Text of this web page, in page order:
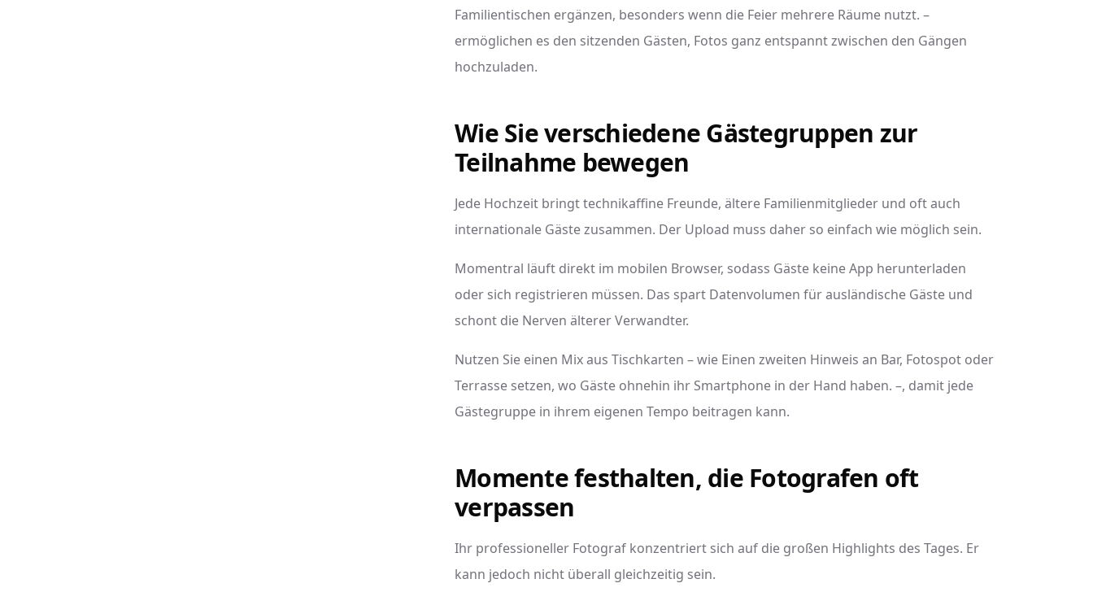
Familientischen ergänzen, besonders wenn die Feier mehrere Räume nutzt. –
ermöglichen es den sitzenden Gästen, Fotos ganz entspannt zwischen den Gängen
hochzuladen.
Wie Sie verschiedene Gästegruppen zur
Teilnahme bewegen
Jede Hochzeit bringt technikaffine Freunde, ältere Familienmitglieder und oft auch
internationale Gäste zusammen. Der Upload muss daher so einfach wie möglich sein.
Momentral läuft direkt im mobilen Browser, sodass Gäste keine App herunterladen
oder sich registrieren müssen. Das spart Datenvolumen für ausländische Gäste und
schont die Nerven älterer Verwandter.
Nutzen Sie einen Mix aus Tischkarten – wie Einen zweiten Hinweis an Bar, Fotospot oder
Terrasse setzen, wo Gäste ohnehin ihr Smartphone in der Hand haben. –, damit jede
Gästegruppe in ihrem eigenen Tempo beitragen kann.
Momente festhalten, die Fotografen oft
verpassen
Ihr professioneller Fotograf konzentriert sich auf die großen Highlights des Tages. Er
kann jedoch nicht überall gleichzeitig sein.